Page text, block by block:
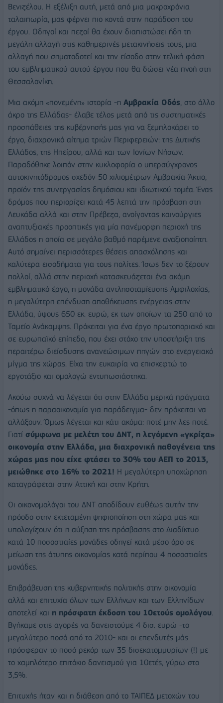
Βενιζέλου. Η εξέλιξη αυτή, μετά από μια μακροχρόνια
ταλαιπωρία, μας φέρνει πιο κοντά στην παράδοση του
έργου. Οδηγοί και πεζοί θα έχουν διαπιστώσει ήδη τη
μεγάλη αλλαγή στις καθημερινές μετακινήσεις τους, μια
αλλαγή που σηματοδοτεί και την είσοδο στην τελική φάση
του εμβληματικού αυτού έργου που θα δώσει νέα πνοή στη
Θεσσαλονίκη.
Μια ακόμη «πονεμένη» ιστορία -η Αμβρακία Οδός, στο άλλο
άκρο της Ελλάδας- έλαβε τέλος μετά από τις συστηματικές
προσπάθειες της κυβέρνησής μας για να ξεμπλοκάρει το
έργο, διαχρονικό αίτημα τριών Περιφερειών: της Δυτικής
Ελλάδος, της Ηπείρου, αλλά και των Ιονίων Νήσων.
Παραδόθηκε λοιπόν στην κυκλοφορία ο υπερσύγχρονος
αυτοκινητόδρομος σχεδόν 50 χιλιομέτρων Αμβρακία-Άκτιο,
προϊόν της συνεργασίας δημόσιου και ιδιωτικού τομέα. Ένας
δρόμος που περιορίζει κατά 45 λεπτά την πρόσβαση στη
Λευκάδα αλλά και στην Πρέβεζα, ανοίγοντας καινούργιες
αναπτυξιακές προοπτικές για μία πανέμορφη περιοχή της
Ελλάδος η οποία σε μεγάλο βαθμό παρέμενε αναξιοποίητη.
Αυτό σημαίνει περισσότερες θέσεις απασχόλησης και
καλύτερα εισοδήματα για τους πολίτες. Ίσως δεν το ξέρουν
πολλοί, αλλά στην περιοχή κατασκευάζεται ένα ακόμη
εμβληματικό έργο, η μονάδα αντλησοταμίευσης Αμφιλοχίας,
η μεγαλύτερη επένδυση αποθήκευσης ενέργειας στην
Ελλάδα, ύψους 650 εκ. ευρώ, εκ των οποίων τα 250 από το
Ταμείο Ανάκαμψης. Πρόκειται για ένα έργο πρωτοποριακό και
σε ευρωπαϊκό επίπεδο, που έχει στόχο την υποστήριξη της
περαιτέρω διείσδυσης ανανεώσιμων πηγών στο ενεργειακό
μίγμα της χώρας. Είχα την ευκαιρία να επισκεφτώ το
εργοτάξιο και ομολογώ εντυπωσιάστηκα.
Ακούω συχνά να λέγεται ότι στην Ελλάδα μερικά πράγματα
-όπως η παραοικονομία για παράδειγμα- δεν πρόκειται να
αλλάξουν. Όμως λέγεται και κάτι ακόμα: ποτέ μην λες ποτέ.
Γιατί σύμφωνα με μελέτη του ΔΝΤ, η λεγόμενη «γκρίζα»
οικονομία στην Ελλάδα, μια διαχρονική παθογένεια της
χώρας μας που είχε φτάσει το 30% του ΑΕΠ το 2013,
μειώθηκε στο 16% το 2021! Η μεγαλύτερη υποχώρηση
καταγράφεται στην Αττική και στην Κρήτη.
Οι οικονομολόγοι του ΔΝΤ αποδίδουν ευθέως αυτήν την
πρόοδο στην εκτεταμένη ψηφιοποίηση στη χώρα μας και
υπολογίζουν ότι η αύξηση της πρόσβασης στο Διαδίκτυο
κατά 10 ποσοστιαίες μονάδες οδηγεί κατά μέσο όρο σε
μείωση της άτυπης οικονομίας κατά περίπου 4 ποσοστιαίες
μονάδες.
Επιβράβευση της κυβερνητικής πολιτικής στην οικονομία
αλλά και επιτυχία όλων των Ελλήνων και των Ελληνίδων
αποτελεί και η πρόσφατη έκδοση του 10ετούς ομολόγου.
Βγήκαμε στις αγορές να δανειστούμε 4 δισ. ευρώ -το
μεγαλύτερο ποσό από το 2010- και οι επενδυτές μάς
πρόσφεραν το ποσό ρεκόρ των 35 δισεκατομμυρίων (!) με
το χαμηλότερο επιτόκιο δανεισμού για 10ετές, γύρω στο
3,5%.
Επιτυχής ήταν και η διάθεση από το ΤΑΙΠΕΔ μετοχών του